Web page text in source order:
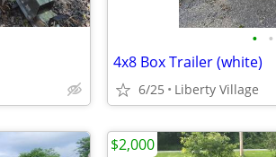
• •
4x8 Box Trailer (white)
6/25 Liberty Village
$2,000